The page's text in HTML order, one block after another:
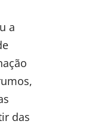
a
das